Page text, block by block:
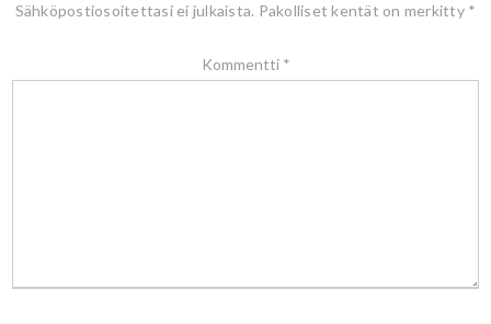
Sähköpostiosoitettasi ei julkaista. Pakolliset kentät on merkitty *
Kommentti *